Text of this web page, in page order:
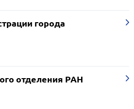
города
отделения РАН